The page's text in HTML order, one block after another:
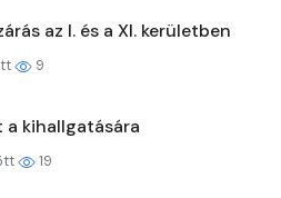
az I. és a XI. kerületben
9
kihallgatására
19